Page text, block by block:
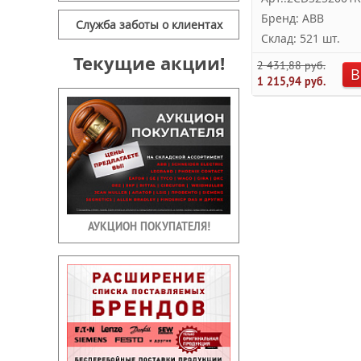
Служба заботы о клиентах
Текущие акции!
АУКЦИОН ПОКУПАТЕЛЯ!
Бренд: ABB
Склад: 521 шт.
2 431,88 руб.
1 215,94 руб.